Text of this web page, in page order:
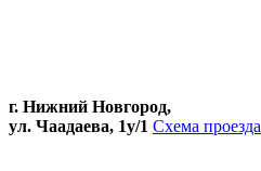
г. Нижний Новгород,
ул. Чаадаева, 1у/1 Схема проезда